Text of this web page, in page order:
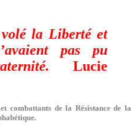
la Liberté et
pas pu
Lucie
combattants de la Résistance de la